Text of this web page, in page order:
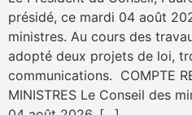
présidé, ce mardi 04 août
ministres. Au cours des
adopté deux projets de loi,
communications. COMPTE
MINISTRES Le Conseil des